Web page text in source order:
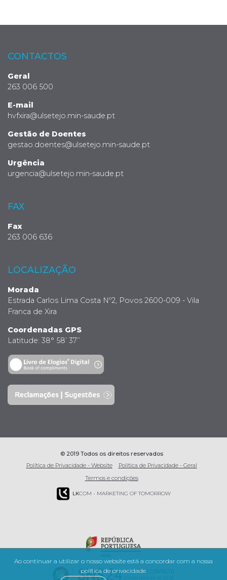
Ao continuar a utilizar o nosso website está a concordar com a nossa
política de privacidade.
CONTACTOS
Geral
263 006 500
E-mail
hvfxira@ulsetejo.min-saude.pt
Gestão de Doentes
gestao.doentes@ulsetejo.min-saude.pt
Urgência
urgencia@ulsetejo.min-saude.pt
FAX
Fax
263 006 636
LOCALIZAÇÃO
Morada
Estrada Carlos Lima Costa Nº2, Povos 2600-009 - Vila
Franca de Xira
Coordenadas GPS
Latitude: 38° 58’ 37’’
© 2019 Todos os direitos reservados
Política de Privacidade - Website
Política de Privacidade - Geral
Termos e condições
LKCOM - MARKETING OF TOMORROW